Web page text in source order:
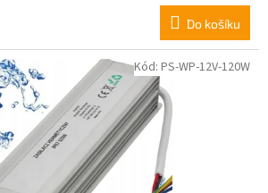
Do košíku
Kód: PS-WP-12V-120W